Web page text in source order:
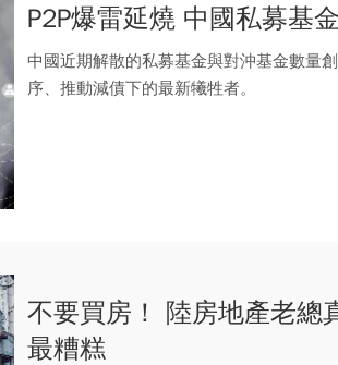
P2P爆雷延燒 中國私募基
中國近期解散的私募基金與對沖基金數量
序、推動減債下的最新犧牲者。
不要買房！ 陸房地產老總
最糟糕